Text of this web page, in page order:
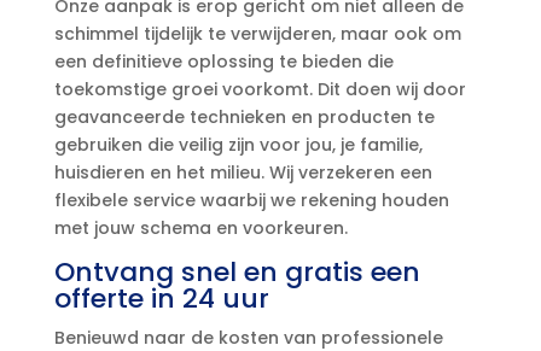
Onze aanpak is erop gericht om niet alleen de
schimmel tijdelijk te verwijderen, maar ook om
een definitieve oplossing te bieden die
toekomstige groei voorkomt.​ Dit doen wij door
geavanceerde technieken en producten te
gebruiken die veilig zijn voor jou, je familie,
huisdieren en het milieu.​ Wij verzekeren een
flexibele service waarbij we rekening houden
met jouw schema en voorkeuren.​
Ontvang snel en gratis een
offerte in 24 uur
Benieuwd naar de kosten van professionele